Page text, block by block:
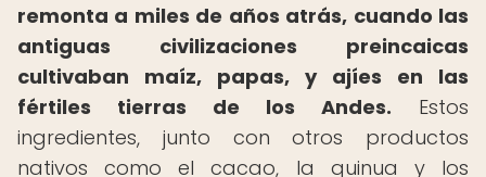
remonta a miles de años atrás, cuando las
antiguas civilizaciones preincaicas
cultivaban maíz, papas, y ajíes en las
fértiles tierras de los Andes. Estos
ingredientes, junto con otros productos
nativos como el cacao, la quinua y los